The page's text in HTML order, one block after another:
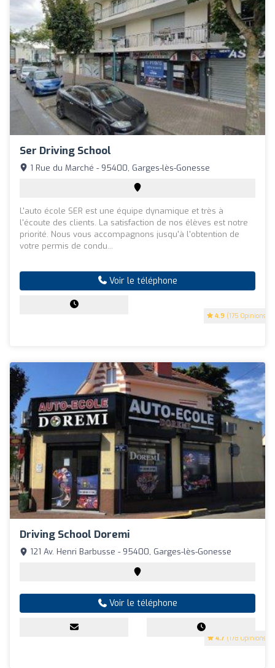
Ser Driving School
4.9 (175 Opinions)
1 Rue du Marché - 95400, Garges-lès-Gonesse
L'auto école SER est une équipe dynamique et très à
l'écoute des clients. La satisfaction de nos élèves est notre
priorité. Nous vous accompagnons jusqu'à l'obtention de
votre permis de condu...
Voir le téléphone
Driving School Doremi
4.7 (178 Opinions)
121 Av. Henri Barbusse - 95400, Garges-lès-Gonesse
Voir le téléphone